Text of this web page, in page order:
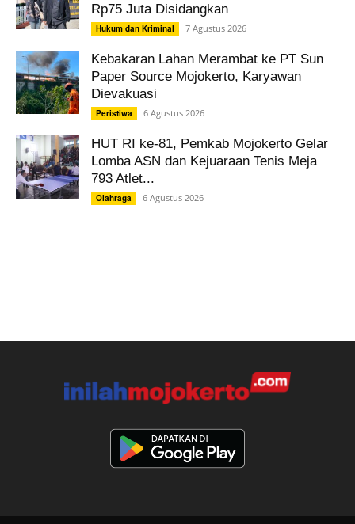
Rp75 Juta Disidangkan
Hukum dan Kriminal 7 Agustus 2026
Kebakaran Lahan Merambat ke PT Sun
Paper Source Mojokerto, Karyawan
Dievakuasi
Peristiwa 6 Agustus 2026
HUT RI ke-81, Pemkab Mojokerto Gelar
Lomba ASN dan Kejuaraan Tenis Meja
793 Atlet...
Olahraga 6 Agustus 2026